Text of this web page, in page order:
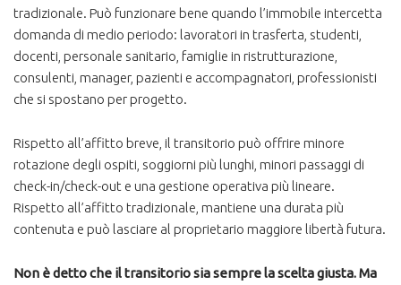
tradizionale. Può funzionare bene quando l’immobile intercetta
domanda di medio periodo: lavoratori in trasferta, studenti,
docenti, personale sanitario, famiglie in ristrutturazione,
consulenti, manager, pazienti e accompagnatori, professionisti
che si spostano per progetto.
Rispetto all’affitto breve, il transitorio può offrire minore
rotazione degli ospiti, soggiorni più lunghi, minori passaggi di
check-in/check-out e una gestione operativa più lineare.
Rispetto all’affitto tradizionale, mantiene una durata più
contenuta e può lasciare al proprietario maggiore libertà futura.
Non è detto che il transitorio sia sempre la scelta giusta. Ma